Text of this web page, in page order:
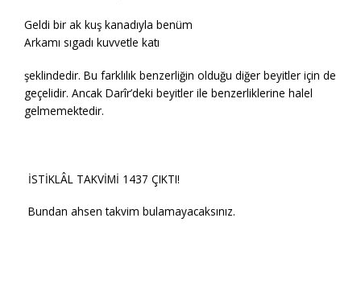
Geldi bir ak kuş kanadıyla benüm
Arkamı sıgadı kuvvetle katı
şeklindedir. Bu farklılık benzerliğin olduğu diğer beyitler için de
geçelidir. Ancak Darîr’deki beyitler ile benzerliklerine halel
gelmemektedir.
İSTİKLÂL TAKVİMİ 1437 ÇIKTI!
Bundan ahsen takvim bulamayacaksınız.